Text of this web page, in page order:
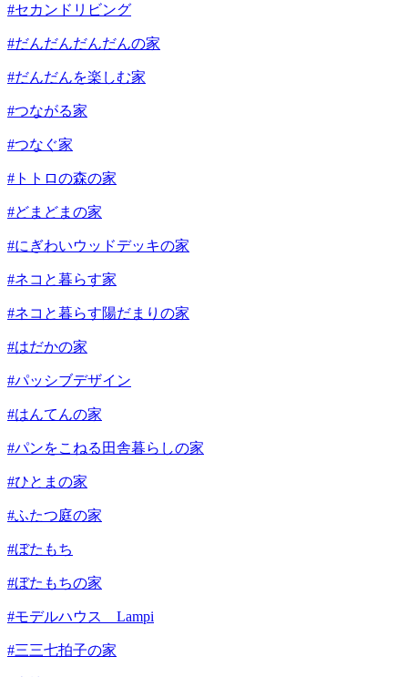
#セカンドリビング
#だんだんだんだんの家
#だんだんを楽しむ家
#つながる家
#つなぐ家
#トトロの森の家
#どまどまの家
#にぎわいウッドデッキの家
#ネコと暮らす家
#ネコと暮らす陽だまりの家
#はだかの家
#パッシブデザイン
#はんてんの家
#パンをこねる田舎暮らしの家
#ひとまの家
#ふたつ庭の家
#ぼたもち
#ぼたもちの家
#モデルハウス Lampi
#三三七拍子の家